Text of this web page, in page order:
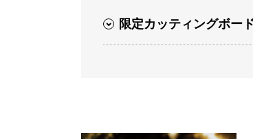
限定カッティングボー